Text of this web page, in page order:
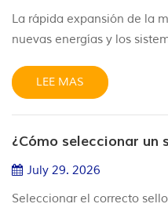
La rápida expansión de la
nuevas energías y los
precedentes para los
Los sellos de caucho
cuando se exponen a
fluidos de trabajo ecológ...
LEE MAS
July 29. 2026
Seleccionar el correcto